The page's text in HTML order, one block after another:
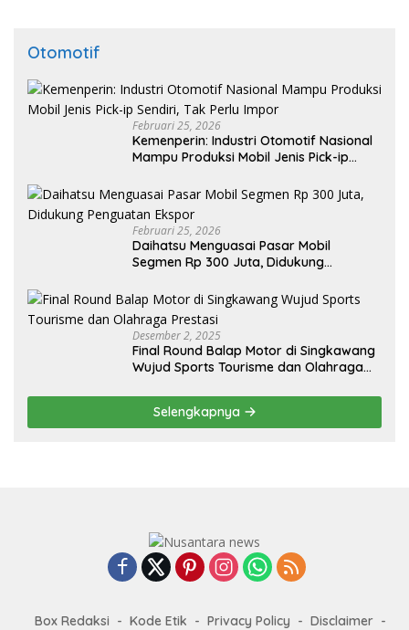
Otomotif
Februari 25, 2026
Kemenperin: Industri Otomotif Nasional
Mampu Produksi Mobil Jenis Pick-ip
Februari 25, 2026
Daihatsu Menguasai Pasar Mobil
Segmen Rp 300 Juta, Didukung
Desember 2, 2025
Final Round Balap Motor di Singkawang
Wujud Sports Tourisme dan Olahraga
Selengkapnya
Box Redaksi Kode Etik Privacy Policy Disclaimer